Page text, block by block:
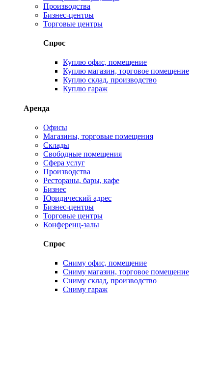
Производства
Бизнес-центры
Торговые центры
Спрос
Куплю офис, помещение
Куплю магазин, торговое помещение
Куплю склад, производство
Куплю гараж
Аренда
Офисы
Магазины, торговые помещения
Склады
Свободные помещения
Сфера услуг
Производства
Рестораны, бары, кафе
Бизнес
Юридический адрес
Бизнес-центры
Торговые центры
Конференц-залы
Спрос
Сниму офис, помещение
Сниму магазин, торговое помещение
Сниму склад, производство
Сниму гараж